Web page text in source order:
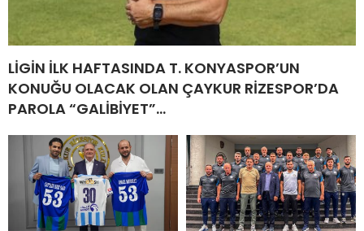
LİGİN İLK HAFTASINDA T. KONYASPOR’UN
KONUĞU OLACAK OLAN ÇAYKUR RİZESPOR’DA
PAROLA “GALİBİYET”…